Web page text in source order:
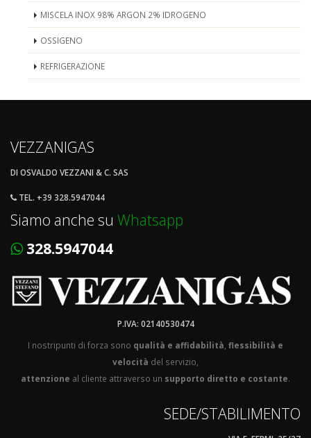
MISCELA INOX 98% ARGON 2% IDROGENO
OSSIGENO
REFRIGERAZIONE
VEZZANIGAS
DI OSVALDO VEZZANI & C. SAS
TEL. +39 328.5947044
Siamo anche su Whatsapp
328.5947044
P.IVA: 02140530474
I nostripunti di forza sono qualità e affidabilità flessibilità e
velocità del servizio,
attenzione al cliente attraverso un supporto diretto e costante.
SEDE/STABILIMENTO